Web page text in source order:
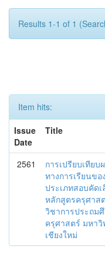
Results 1-1 of 1
Item hits:
Issue
Date
Title
2561
การเปรียบเทีย
ทางการเรียนข
ประเภทสอบคัด
หลักสูตรครุศา
วิชาการประถม
ครุศาสตร์ มหา
เชียงใหม่